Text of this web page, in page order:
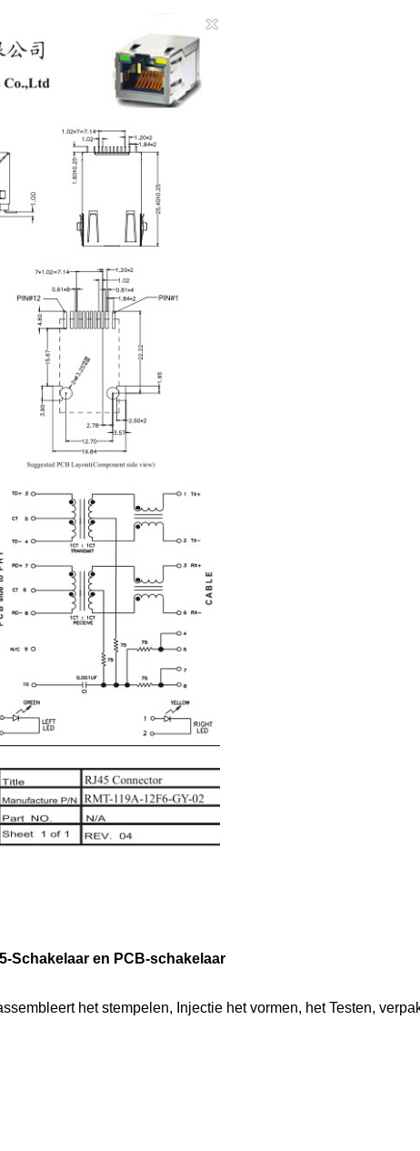
Schakelaar en PCB-schakelaar
het stempelen, Injectie het vormen, het Testen,